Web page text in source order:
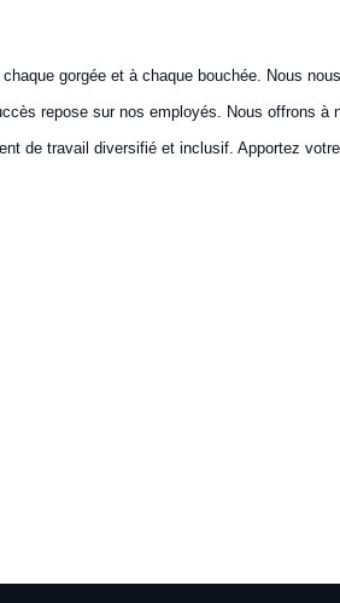
gorgée et à chaque bouchée. Nous
repose sur nos employés. Nous offrons
de travail diversifié et inclusif. Apportez